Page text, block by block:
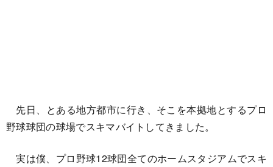
先日、とある地方都市に行き、そこを本拠地とするプロ
野球球団の球場でスキマバイトしてきました。
実は僕、プロ野球12球団全てのホームスタジアムでスキ